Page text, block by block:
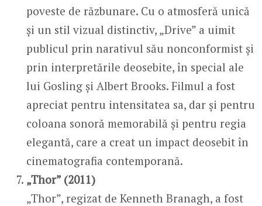
poveste de răzbunare. Cu o atmosferă unică
și un stil vizual distinctiv, „Drive” a uimit
publicul prin narativul său nonconformist și
prin interpretările deosebite, în special ale
lui Gosling și Albert Brooks. Filmul a fost
apreciat pentru intensitatea sa, dar și pentru
coloana sonoră memorabilă și pentru regia
elegantă, care a creat un impact deosebit în
cinematografia contemporană.
„Thor” (2011)
„Thor”, regizat de Kenneth Branagh, a fost